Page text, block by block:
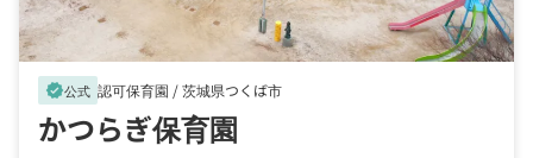
verified公式 認可保育園 /茨城県つくば市
かつらぎ保育園